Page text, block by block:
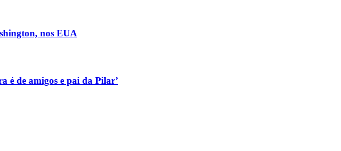
nos EUA
é de amigos e pai da Pilar’